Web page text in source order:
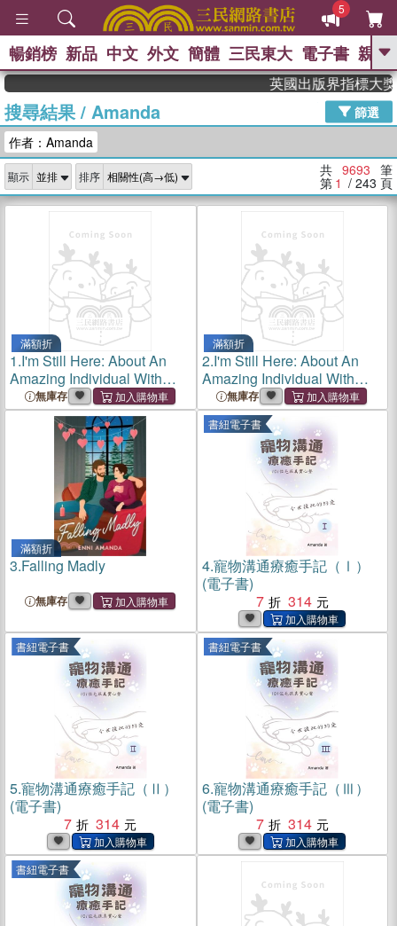
5
GO
高希均教授回憶錄
、 The Odyssey 、 父親節 、 如果歷
獎 臺灣漫遊錄 、 方念華 、 台灣的李
登輝時代
數學女孩：黎曼猜想 、
偉大的迷走神經
暢銷榜 新品 中文 外文 簡體 三民東大 電子書 親子
英國出版界指標大獎肯
搜尋結果/ Amanda
篩選
作者：Amanda
顯示 排序 共 9693 筆
第 1 / 243 頁
滿額折
1.I'm Still Here: About An
Amazing Individual With
Mental Illness Who Beat The
Odds
無庫存
滿額折
2.I'm Still Here: About An
Amazing Individual With
Mental Illness Who Beat The
Odds
無庫存
滿額折
3.Falling Madly
無庫存
書紐電子書
4.寵物溝通療癒手記（Ⅰ）
(電子書)
7
314
書紐電子書
5.寵物溝通療癒手記（Ⅱ）
(電子書)
7
314
書紐電子書
6.寵物溝通療癒手記（Ⅲ）
(電子書)
7
314
書紐電子書